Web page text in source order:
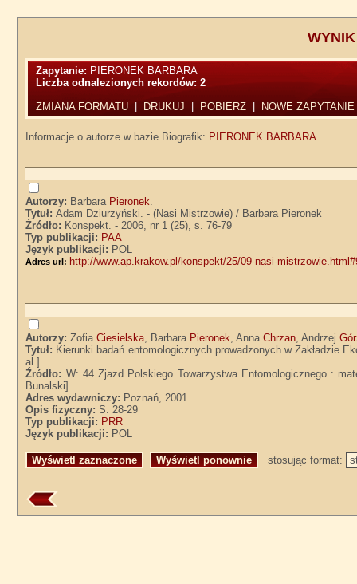
Zapytanie: PIERONEK BARBARA
Liczba odnalezionych rekordów:2
ZMIANA FORMATU
DRUKUJ POBIERZ NOWE ZAPYTANIE
Informacje o autorze w bazie Biografik: PIERONEK BARBARA
Autorzy: Barbara Pieronek.
Tytuł:Adam Dziurzyński. - (Nasi Mistrzowie) / Barbara Pieronek
Źródło: Konspekt. - 2006, nr 1 (25), s. 76-79
Typ publikacji: PAA
Język publikacji: POL
Adres url: http://www.ap.krakow.pl/konspekt/25/09-nasi-
Autorzy:ZofiaCiesielska, Barbara Pieronek, AnnaChrzan, Andrzej
Tytuł: Kierunki badań entomologicznych prowadzonych w Zakładzie
al.]
Źródło: W: 44 Zjazd Polskiego Towarzystwa Entomologicznego :
Bunalski]
Adres wydawniczy: Poznań, 2001
Opis fizyczny:S. 28-29
Typ publikacji: PRR
Język publikacji: POL
stosując format: